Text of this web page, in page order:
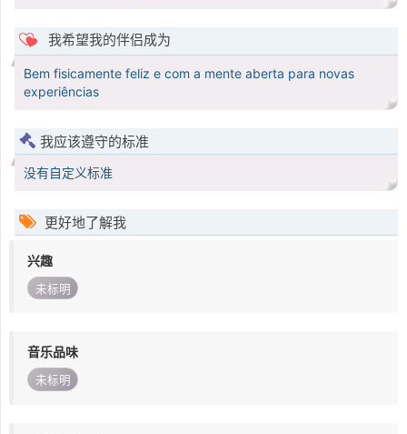
我希望我的伴侣成为
Bem fisicamente feliz e com a mente aberta para novas
experiências
我应该遵守的标准
没有自定义标准
更好地了解我
兴趣
未标明
音乐品味
未标明